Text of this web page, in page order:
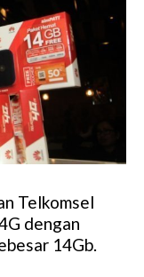
Telkomsel
dengan
14Gb.